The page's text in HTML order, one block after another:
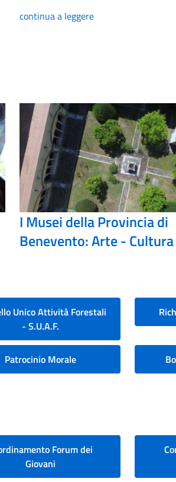
continua a leggere
I Musei della Provincia di
Benevento: Arte -
Unico Attività Forestali
- S.U.A.F.
Patrocinio Morale
Forum dei
Giovani